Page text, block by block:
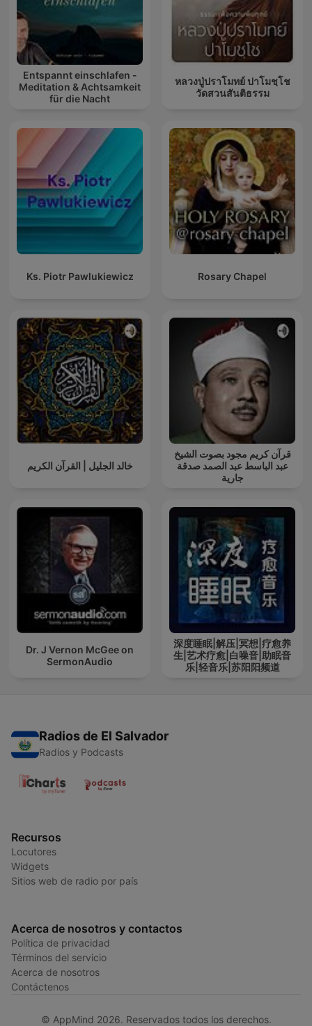
Entspannt einschlafen -
Meditation & Achtsamkeit
für die Nacht
หลวงปู่ปราโมทย์ ปาโมชฺโช
วัดสวนสันติธรรม
Ks. Piotr Pawlukiewicz Rosary Chapel
خالد الجليل | القرآن الكريم
قرآن كريم مجود بصوت الشيخ
عبد الباسط عبد الصمد صدقة
جارية
Dr. J Vernon McGee on
SermonAudio
深度睡眠|解压|冥想|疗愈养
生|艺术疗愈|白噪音|助眠音
乐|轻音乐|苏阳阳频道
Radios de El Salvador
Radios y Podcasts
Recursos
Locutores
Widgets
Sitios web de radio por país
Acerca de nosotros y contactos
Política de privacidad
Términos del servicio
Acerca de nosotros
Contáctenos
© AppMind 2026. Reservados todos los derechos.